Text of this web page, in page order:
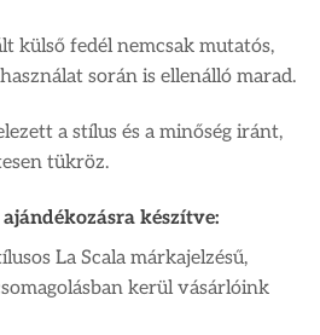
külső fedél nemcsak mutatós,
során is ellenálló marad.
a stílus és a minőség iránt,
tükröz.
készítve:
La Scala márkajelzésű,
kerül vásárlóink